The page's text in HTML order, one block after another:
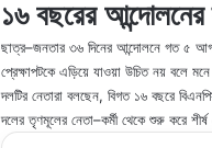
১৬ বছরের আন্দোলনের
ছাত্র–জনতার ৩৬ দিনের আন্দোলনে গত ৫
প্রেক্ষাপটকে এড়িয়ে যাওয়া উচিত নয় বলে
দলটির নেতারা বলছেন, বিগত ১৬ বছরে
দলের তৃণমূলের নেতা–কর্মী থেকে শুরু করে